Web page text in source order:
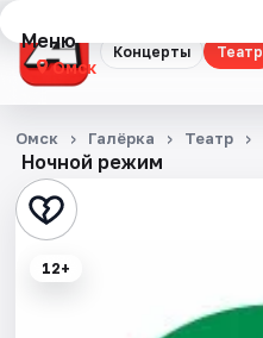
Концерты Театр
Меню
Омск
Концерты
Театр
Стендап
Ночной режим
Омск Галёрка Театр
12+